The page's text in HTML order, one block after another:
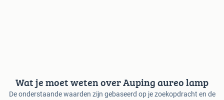
Wat je moet weten over Auping aureo lamp
De onderstaande waarden zijn gebaseerd op je zoekopdracht en de